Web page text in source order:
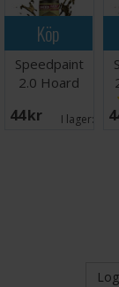
Köp
Speedpaint
2.0 Hoard
44 SEK I lager: